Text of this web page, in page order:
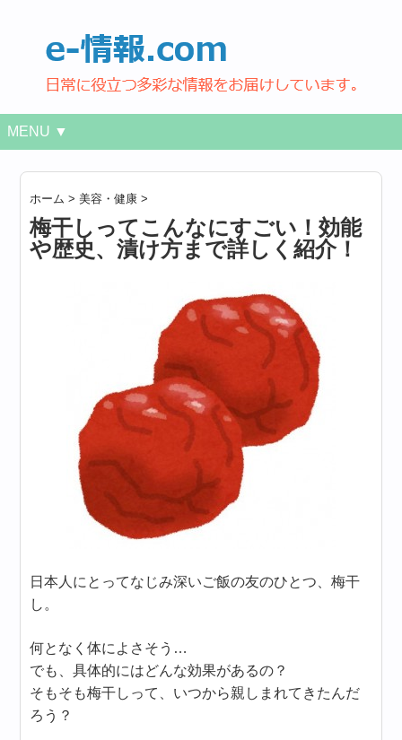
MENU ▼
ホーム >美容・健康 >
梅干しってこんなにすごい！効能
や歴史、漬け方まで詳しく紹介！
日本人にとってなじみ深いご飯の友のひとつ、梅干
し。
何となく体によさそう…
でも、具体的にはどんな効果があるの？
そもそも梅干しって、いつから親しまれてきたんだ
ろう？